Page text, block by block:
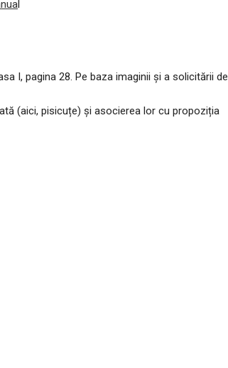
l
I, pagina 28. Pe baza imaginii și a solicitării de
(aici, pisicuțe) și asocierea lor cu propoziția